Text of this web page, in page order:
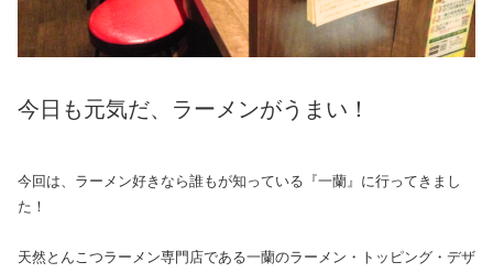
今日も元気だ、ラーメンがうまい！
今回は、ラーメン好きなら誰もが知っている『一蘭』に行ってきまし
た！
天然とんこつラーメン専門店である一蘭のラーメン・トッピング・デザ